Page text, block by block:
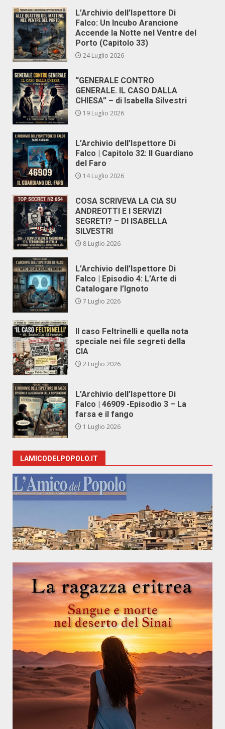
L’Archivio dell’Ispettore Di
Falco: Un Incubo Arancione
Accende la Notte nel Ventre del
Porto (Capitolo 33)
24 Luglio 2026
“GENERALE CONTRO
GENERALE. IL CASO DALLA
CHIESA” – di Isabella Silvestri
19 Luglio 2026
L’Archivio dell’Ispettore Di
Falco | Capitolo 32: Il Guardiano
del Faro
14 Luglio 2026
COSA SCRIVEVA LA CIA SU
ANDREOTTI E I SERVIZI
SEGRETI? – DI ISABELLA
SILVESTRI
8 Luglio 2026
L’Archivio dell’Ispettore Di
Falco | Episodio 4: L’Arte di
Catalogare l’Ignoto
7 Luglio 2026
Il caso Feltrinelli e quella nota
speciale nei file segreti della
CIA
2 Luglio 2026
L’Archivio dell’Ispettore Di
Falco | 46909 -Episodio 3 – La
farsa e il fango
1 Luglio 2026
LAMICODELPOPOLO.IT